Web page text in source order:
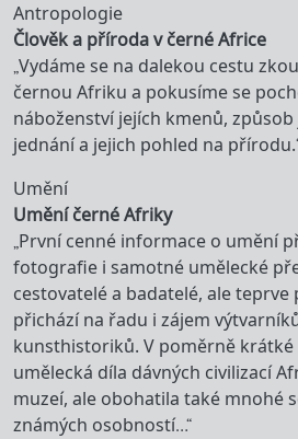
Antropologie
Člověk a příroda v černé Africe
„Vydáme se na dalekou cestu
černou Afriku a pokusíme se
náboženství jejích kmenů,
jednání a jejich pohled na
Umění
Umění černé Afriky
„První cenné informace o umění
fotografie i samotné umělecké
cestovatelé a badatelé, ale teprve
přichází na řadu i zájem
kunsthistoriků. V poměrně krátké
umělecká díla dávných civilizací
muzeí, ale obohatila také mnohé
známých osobností…“